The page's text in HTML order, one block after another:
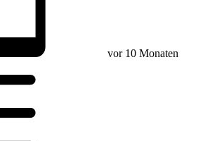
vor 10 Monaten